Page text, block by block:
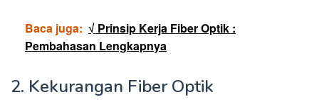
Baca juga: √ Prinsip Kerja Fiber Optik :
Pembahasan Lengkapnya
2. Kekurangan Fiber Optik